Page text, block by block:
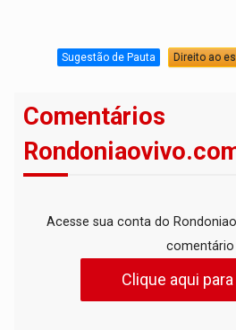
Sugestão de Pauta Direito ao
Comentários
Acesse sua conta do
comentário
Clique aqui